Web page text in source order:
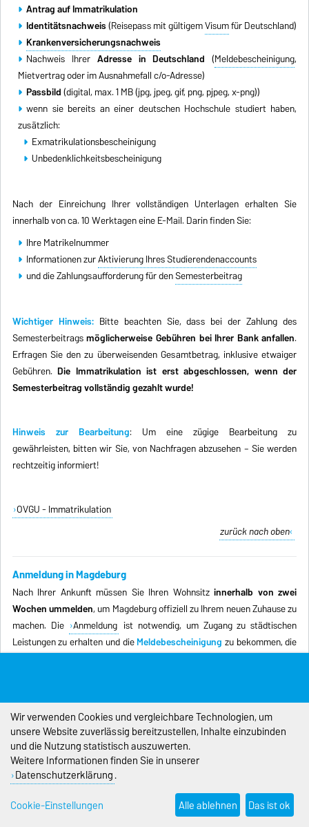
Antrag auf Immatrikulation
Identitätsnachweis(Reisepass mit gültigemVisumfür Deutschland)
Krankenversicherungsnachweis
Nachweis Ihrer Adresse in Deutschland (Meldebescheinigung,
Mietvertrag oder im Ausnahmefall c/o-Adresse)
Passbild(digital, max. 1 MB (jpg, jpeg, gif, png, pjpeg, x-png))
wenn sie bereits an einer deutschen Hochschule studiert haben,
zusätzlich:
Exmatrikulationsbescheinigung
Unbedenklichkeitsbescheinigung
Nach der Einreichung Ihrer vollständigen Unterlagen erhalten Sie
innerhalb von ca. 10 Werktagen eine E-Mail. Darin finden Sie:
Ihre Matrikelnummer
Informationen zurAktivierung Ihres Studierendenaccounts
und die Zahlungsaufforderung für denSemesterbeitrag
Wichtiger Hinweis:Bitte beachten Sie, dass bei der Zahlung des
Semesterbeitragsmöglicherweise Gebühren bei Ihrer Bank anfallen.
Erfragen Sie den zu überweisenden Gesamtbetrag, inklusive etwaiger
Gebühren. Die Immatrikulation ist erst abgeschlossen, wenn der
Semesterbeitrag vollständig gezahlt wurde!
Hinweis zur Bearbeitung: Um eine zügige Bearbeitung zu
gewährleisten, bitten wir Sie, von Nachfragen abzusehen – Sie werden
rechtzeitig informiert!
OVGU - Immatrikulation
zurück nach oben
Anmeldung in Magdeburg
Nach Ihrer Ankunft müssen Sie Ihren Wohnsitzinnerhalb von zwei
Wochen ummelden, um Magdeburg offiziell zu Ihrem neuen Zuhause zu
machen. Die Anmeldung ist notwendig, um Zugang zu städtischen
Leistungen zu erhalten und dieMeldebescheinigung zu bekommen, die
für viele weitere Schritte wichtig ist – zum Beispiel für die Beantragung
Anmeldeprozess
elektronische Wohnsitzanmeldung (eWA)
möglich)
Bei einem Zuzug aus dem Inland ist die Anmeldung in Magdeburg
mit derelektronische Wohnsitzanmeldung (eWA)online möglich! Es
Wir verwenden Cookies und vergleichbare Technologien, um
unsere Website zuverlässig bereitzustellen, Inhalte einzubinden
und die Nutzung statistisch auszuwerten.
Weitere Informationen finden Sie in unserer
Datenschutzerklärung.
Cookie-Einstellungen
Alle ablehnen Das ist ok